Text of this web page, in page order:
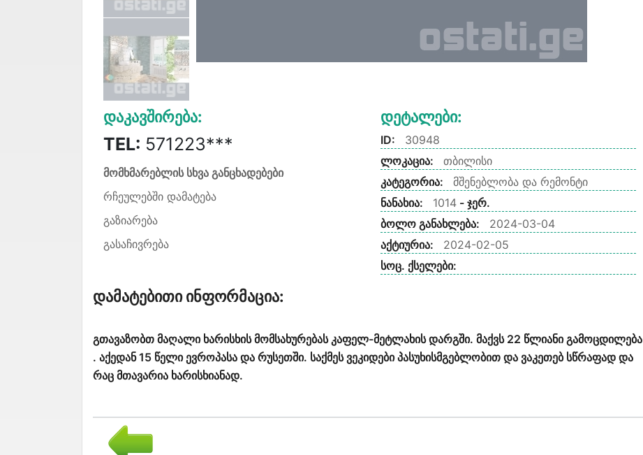
Დაკავშირება:
TEL: 571223***
მომხმარებლის სხვა განცხადებები
რჩეულებში დამატება
გაზიარება
გასაჩივრება
Დეტალები:
ID:
30948
ლოკაცია:
თბილისი
კატეგორია:
მშენებლობა და რემონტი
ნანახია:
1014- ჯერ.
ბოლო განახლება:
2024-03-04
აქტიურია:
2024-02-05
სოც. ქსელები:
Დამატებითი Ინფორმაცია:
გთავაზობთ მაღალი ხარისხის მომსახურებას კაფელ-მეტლახის დარგში. მაქვს 22 წლიანი გამოცდილება
. აქედან 15 წელი ევროპასა და რუსეთში. საქმეს ვეკიდები პასუხისმგებლობით და ვაკეთებ სწრაფად და
რაც მთავარია ხარისხიანად.